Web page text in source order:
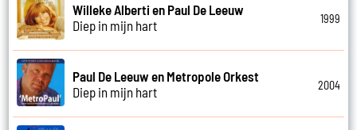
Willeke Alberti en Paul De Leeuw
Diep in mijn hart
1999
Paul De Leeuw en Metropole Orkest
Diep in mijn hart
2004